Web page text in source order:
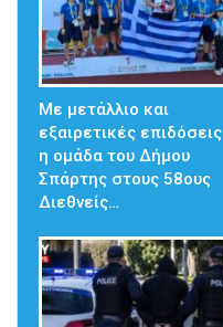
Με μετάλλιο και
εξαιρετικές επιδόσεις
η ομάδα του Δήμου
Σπάρτης στους 58ους
Διεθνείς…